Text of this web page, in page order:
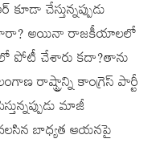
చేస్తున్నప్పుడు
ఉంటారా? అయినా రాజకీయాలలో
పోటీ చేశారు కదా?తాను
రాష్ట్రాన్ని కాంగ్రెస్ పార్టీ
మాజీ
బాధ్యత ఆయనపై